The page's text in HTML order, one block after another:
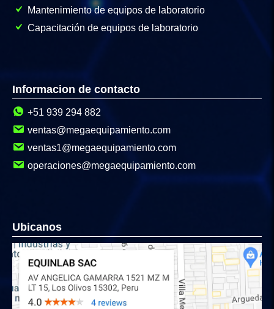
Mantenimiento de equipos de laboratorio
Capacitación de equipos de laboratorio
Informacion de contacto
+51 939 294 882
ventas@megaequipamiento.com
ventas1@megaequipamiento.com
operaciones@megaequipamiento.com
Ubicanos